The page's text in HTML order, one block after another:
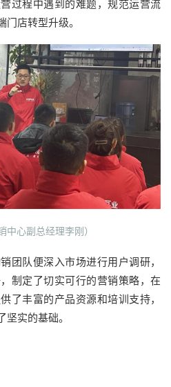
过程中遇到的难题，规范运营流
店转型升级。
中心副总经理李刚）
团队便深入市场进行用户调研，
制定了切实可行的营销策略，在
了丰富的产品资源和培训支持，
实的基础。